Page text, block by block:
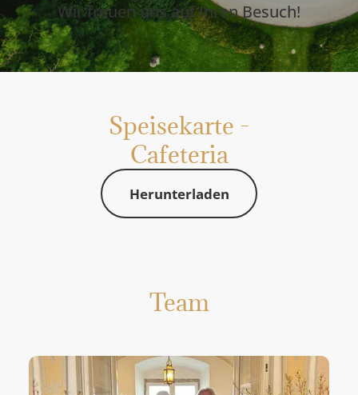
Wir freuen uns auf Ihren Besuch!
Speisekarte -
Cafeteria
Herunterladen
Team